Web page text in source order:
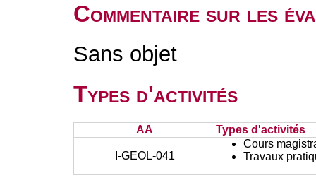
Commentaire sur les
Sans objet
Types d'activités
AA Types d'activités
I-GEOL-041
Cours
Travaux